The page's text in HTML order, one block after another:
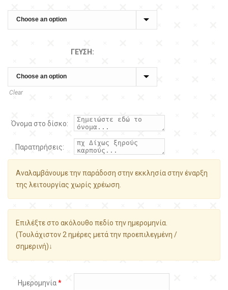
ΓΕΎΣΗ:
Clear
Όνομα στο δίσκο:
Παρατηρήσεις:
Αναλαμβάνουμε την παράδοση στην εκκλησία στην έναρξη
της λειτουργίας χωρίς χρέωση.
Επιλέξτε στο ακόλουθο πεδίο την ημερομηνία.
(Τουλάχιστον 2 ημέρες μετά την προεπιλεγμένη /
σημερινή)↓
Ημερομηνία*